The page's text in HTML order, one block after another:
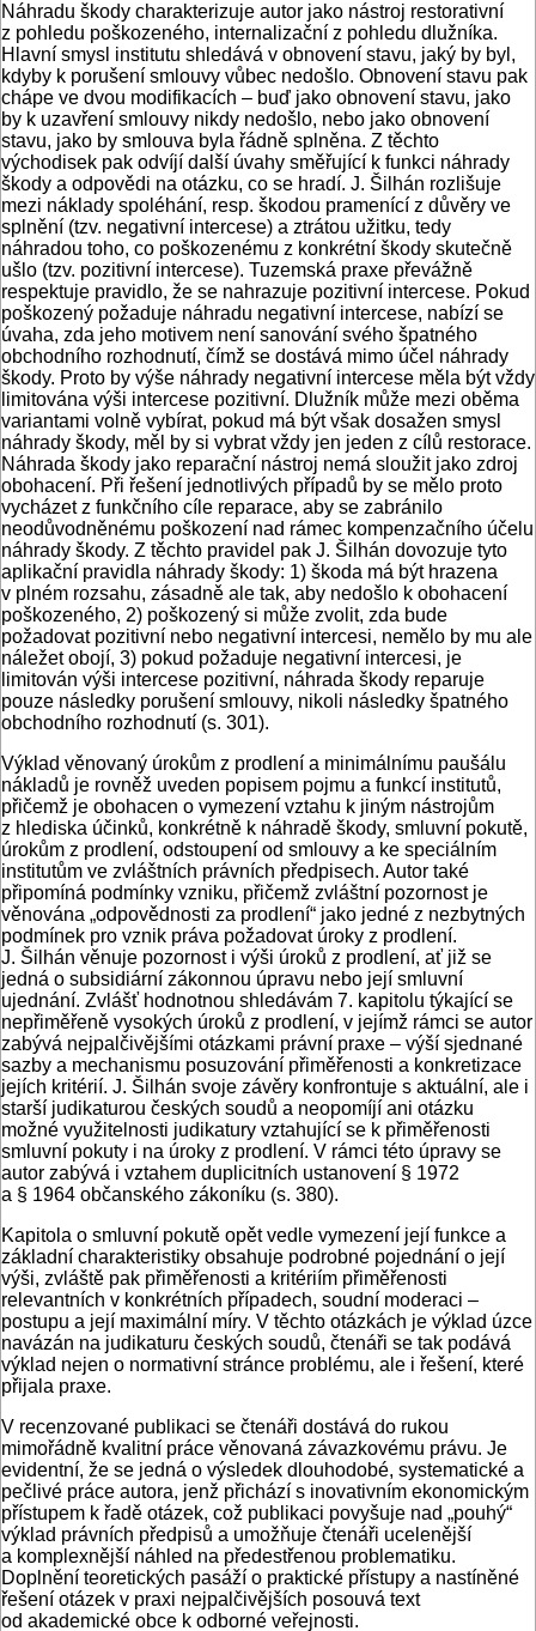
Náhradu škody charakterizuje autor jako nástroj restorativní
z pohledu poškozeného, internalizační z pohledu dlužníka.
Hlavní smysl institutu shledává v obnovení stavu, jaký by byl,
kdyby k porušení smlouvy vůbec nedošlo. Obnovení stavu pak
chápe ve dvou modifikacích – buď jako obnovení stavu, jako
by k uzavření smlouvy nikdy nedošlo, nebo jako obnovení
stavu, jako by smlouva byla řádně splněna. Z těchto
východisek pak odvíjí další úvahy směřující k funkci náhrady
škody a odpovědi na otázku, co se hradí. J. Šilhán rozlišuje
mezi náklady spoléhání, resp. škodou pramenící z důvěry ve
splnění (tzv. negativní intercese) a ztrátou užitku, tedy
náhradou toho, co poškozenému z konkrétní škody skutečně
ušlo (tzv. pozitivní intercese). Tuzemská praxe převážně
respektuje pravidlo, že se nahrazuje pozitivní intercese. Pokud
poškozený požaduje náhradu negativní intercese, nabízí se
úvaha, zda jeho motivem není sanování svého špatného
obchodního rozhodnutí, čímž se dostává mimo účel náhrady
škody. Proto by výše náhrady negativní intercese měla být vždy
limitována výši intercese pozitivní. Dlužník může mezi oběma
variantami volně vybírat, pokud má být však dosažen smysl
náhrady škody, měl by si vybrat vždy jen jeden z cílů restorace.
Náhrada škody jako reparační nástroj nemá sloužit jako zdroj
obohacení. Při řešení jednotlivých případů by se mělo proto
vycházet z funkčního cíle reparace, aby se zabránilo
neodůvodněnému poškození nad rámec kompenzačního účelu
náhrady škody. Z těchto pravidel pak J. Šilhán dovozuje tyto
aplikační pravidla náhrady škody: 1) škoda má být hrazena
v plném rozsahu, zásadně ale tak, aby nedošlo k obohacení
poškozeného, 2) poškozený si může zvolit, zda bude
požadovat pozitivní nebo negativní intercesi, nemělo by mu ale
náležet obojí, 3) pokud požaduje negativní intercesi, je
limitován výši intercese pozitivní, náhrada škody reparuje
pouze následky porušení smlouvy, nikoli následky špatného
obchodního rozhodnutí (s. 301).
Výklad věnovaný úrokům z prodlení a minimálnímu paušálu
nákladů je rovněž uveden popisem pojmu a funkcí institutů,
přičemž je obohacen o vymezení vztahu k jiným nástrojům
z hlediska účinků, konkrétně k náhradě škody, smluvní pokutě,
úrokům z prodlení, odstoupení od smlouvy a ke speciálním
institutům ve zvláštních právních předpisech. Autor také
připomíná podmínky vzniku, přičemž zvláštní pozornost je
věnována „odpovědnosti za prodlení“ jako jedné z nezbytných
podmínek pro vznik práva požadovat úroky z prodlení.
J. Šilhán věnuje pozornost i výši úroků z prodlení, ať již se
jedná o subsidiární zákonnou úpravu nebo její smluvní
ujednání. Zvlášť hodnotnou shledávám 7. kapitolu týkající se
nepřiměřeně vysokých úroků z prodlení, v jejímž rámci se autor
zabývá nejpalčivějšími otázkami právní praxe – výší sjednané
sazby a mechanismu posuzování přiměřenosti a konkretizace
jejích kritérií. J. Šilhán svoje závěry konfrontuje s aktuální, ale i
starší judikaturou českých soudů a neopomíjí ani otázku
možné využitelnosti judikatury vztahující se k přiměřenosti
smluvní pokuty i na úroky z prodlení. V rámci této úpravy se
autor zabývá i vztahem duplicitních ustanovení § 1972
a § 1964 občanského zákoníku (s. 380).
Kapitola o smluvní pokutě opět vedle vymezení její funkce a
základní charakteristiky obsahuje podrobné pojednání o její
výši, zvláště pak přiměřenosti a kritériím přiměřenosti
relevantních v konkrétních případech, soudní moderaci –
postupu a její maximální míry. V těchto otázkách je výklad úzce
navázán na judikaturu českých soudů, čtenáři se tak podává
výklad nejen o normativní stránce problému, ale i řešení, které
přijala praxe.
V recenzované publikaci se čtenáři dostává do rukou
mimořádně kvalitní práce věnovaná závazkovému právu. Je
evidentní, že se jedná o výsledek dlouhodobé, systematické a
pečlivé práce autora, jenž přichází s inovativním ekonomickým
přístupem k řadě otázek, což publikaci povyšuje nad „pouhý“
výklad právních předpisů a umožňuje čtenáři ucelenější
a komplexnější náhled na předestřenou problematiku.
Doplnění teoretických pasáží o praktické přístupy a nastíněné
řešení otázek v praxi nejpalčivějších posouvá text
od akademické obce k odborné veřejnosti.